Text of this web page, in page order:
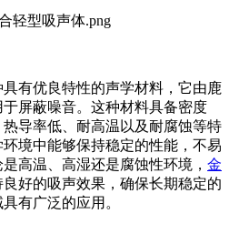
有优良特性的声学材料，它由鹿
屏蔽噪音。这种材料具备密度
导率低、耐高温以及耐腐蚀等特
境中能够保持稳定的性能，不易
高温、高湿还是腐蚀性环境， 金
好的吸声效果，确保长期稳定的
有广泛的应用。